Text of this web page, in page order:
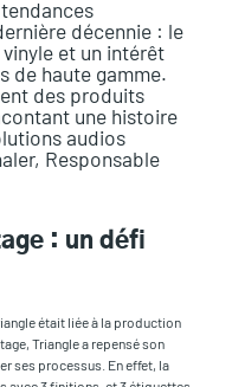
décennie : le
et un intérêt
de haute gamme.
des produits
une histoire
audios
Responsable
: un défi
était liée à la production
Triangle a repensé son
ses processus. En effet, la